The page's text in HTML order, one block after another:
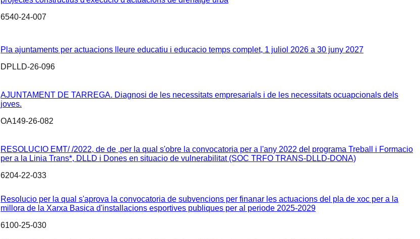
6540-24-007
Pla ajuntaments per actuacions lleure educatiu i educacio temps complet, 1 juliol 2026 a 30 juny 2027
DPLLD-26-096
AJUNTAMENT DE TARREGA. Diagnosi de les necessitats empresarials i de les necessitats ocuapcionals dels
joves.
OA149-26-082
RESOLUCIO EMT/ /2022, de de ,per la qual s'obre la convocatoria per a l'any 2022 del programa Treball i Formacio
per a la Linia Trans*, DLLD i Dones en situacio de vulnerabilitat (SOC TRFO TRANS-DLLD-DONA)
6204-22-033
Resolucio per la qual s'aprova la convocatoria de subvencions per finanar les actuacions del pla de xoc per a la
millora de la Xarxa Basica d'installacions esportives publiques per al periode 2025-2029
6100-25-030